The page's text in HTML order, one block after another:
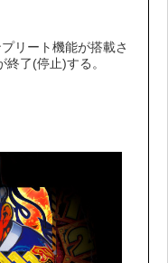
リート機能が搭載さ
了(停止)する。